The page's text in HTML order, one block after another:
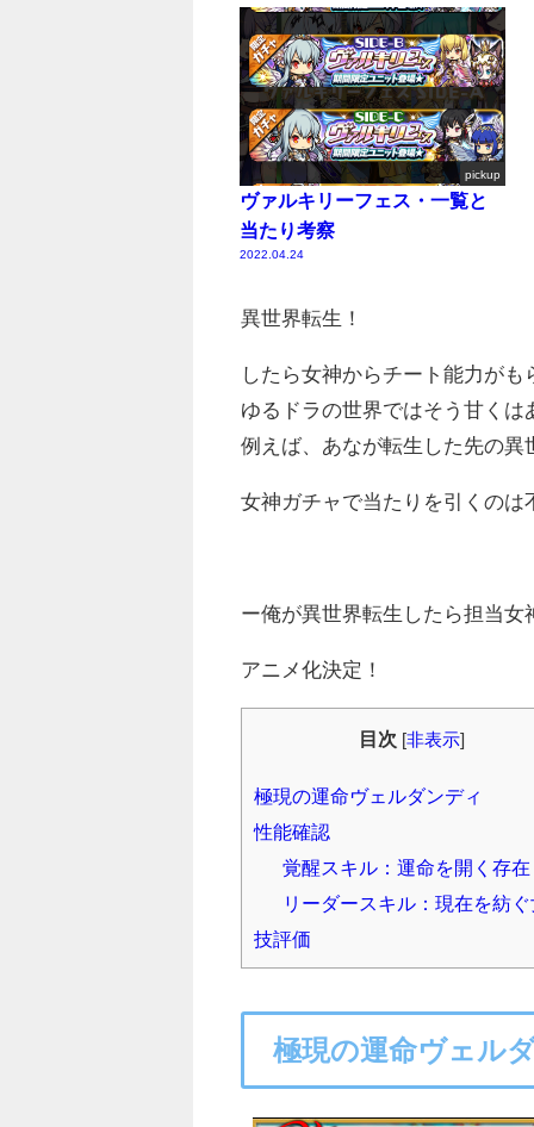
pickup
ヴァルキリーフェス・一覧と
当たり考察
2022.04.24
異世界転生！
したら女神からチート能力がも
ゆるドラの世界ではそう甘くは
例えば、あなが転生した先の
女神ガチャで当たりを引くのは
ー俺が異世界転生したら担当
アニメ化決定！
目次 [非表示
極現の運命ヴェルダンディ
性能確認
覚醒スキル：運命を開く存在
リーダースキル：現在を紡
技評価
極現の運命ヴェル